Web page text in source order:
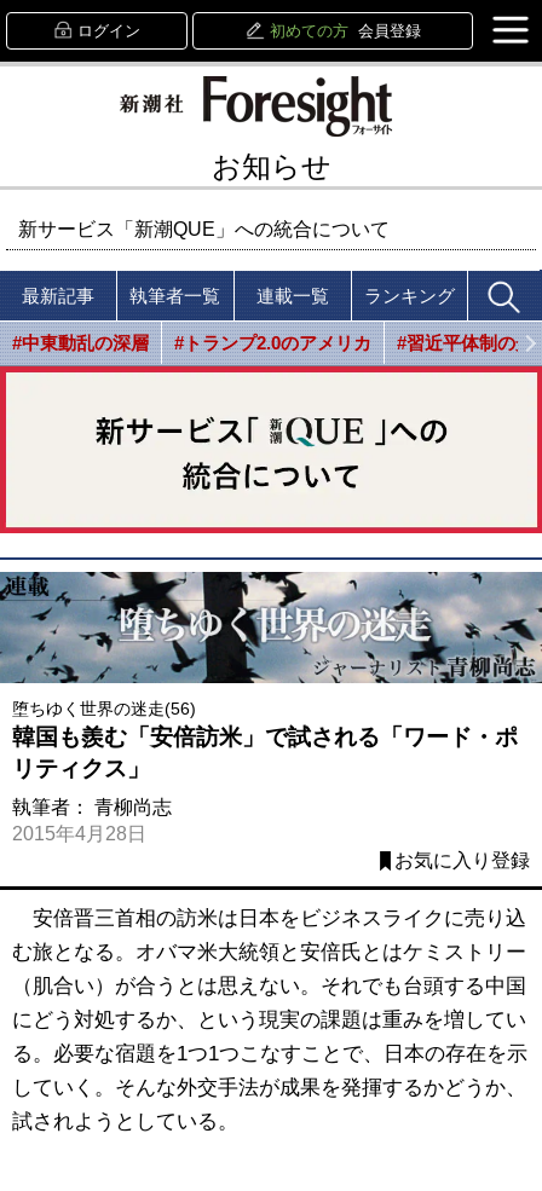
ログイン 初めての方 会員登録
お知らせ
新サービス「新潮QUE」への統合について
最新記事 執筆者一覧 連載一覧 ランキング
#中東動乱の深層 #トランプ2.0のアメリカ #習近平体制の光
堕ちゆく世界の迷走(56)
韓国も羨む「安倍訪米」で試される「ワード・ポ
リティクス」
執筆者： 青柳尚志
2015年4月28日
お気に入り登録
安倍晋三首相の訪米は日本をビジネスライクに売り込
む旅となる。オバマ米大統領と安倍氏とはケミストリー
（肌合い）が合うとは思えない。それでも台頭する中国
にどう対処するか、という現実の課題は重みを増してい
る。必要な宿題を1つ1つこなすことで、日本の存在を示
していく。そんな外交手法が成果を発揮するかどうか、
試されようとしている。